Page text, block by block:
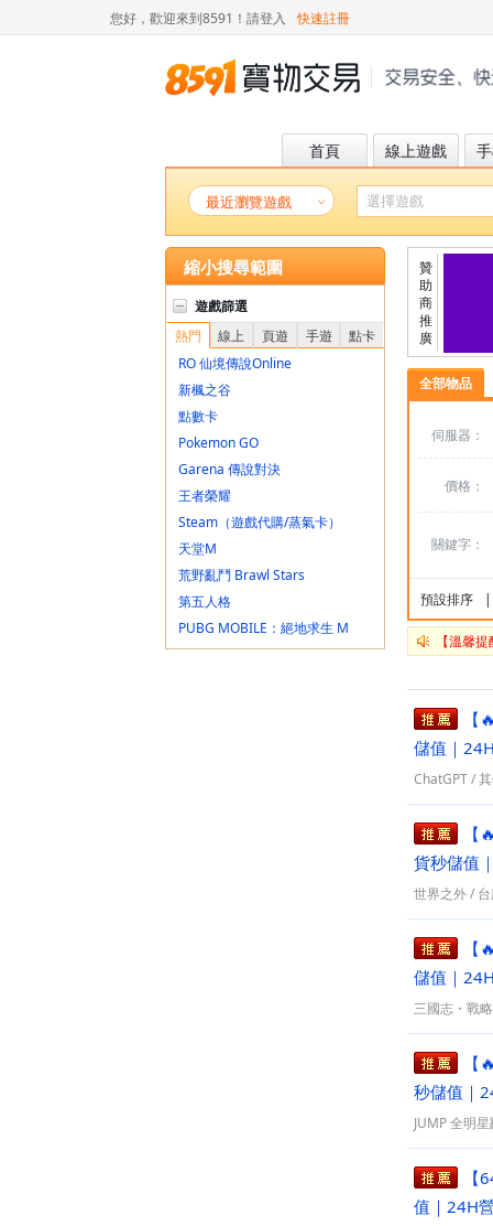
您好，歡迎來到8591！ 請登入 快速註冊
首頁 線上遊戲
最近瀏覽遊戲
縮小搜尋範圍
遊戲篩選
熱門
線上 頁遊 手遊
點卡
RO 仙境傳說Online
新楓之谷
點數卡
Pokemon GO
Garena 傳說對決
王者榮耀
Steam（遊戲代購/蒸氣卡）
天堂M
荒野亂鬥 Brawl Stars
第五人格
PUBG MOBILE：絕地求生 M
原神 Genshin Impact
贊
助
商
推
廣
全部物品
伺服器：
價格：
關鍵字：
預設排序 |
【溫馨
【
儲值｜
ChatGPT/
【
貨秒儲值
世界之外/
【
儲值｜
三國志・戰
【
秒儲值｜
JUMP 全明
【
值｜24H